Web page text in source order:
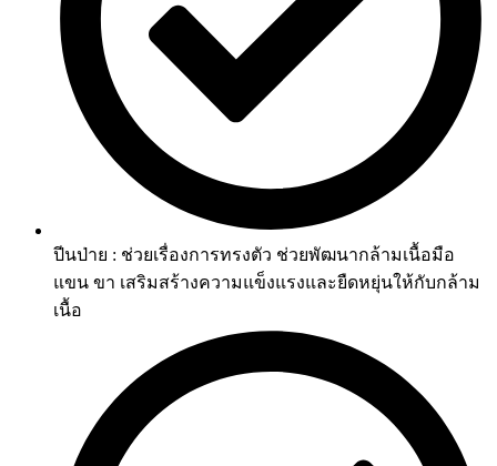
ปีนป่าย : ช่วยเรื่องการทรงตัว ช่วยพัฒนากล้ามเนื้อมือ
แขน ขา เสริมสร้างความแข็งแรงและยืดหยุ่นให้กับกล้าม
เนื้อ